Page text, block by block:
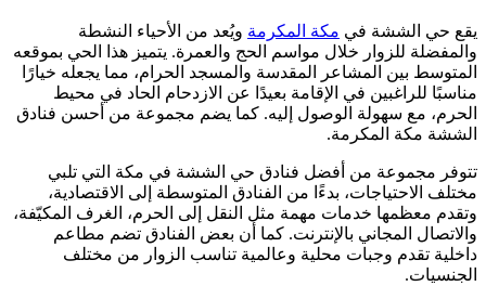
يقع حي الششة في مكة المكرمة ويُعد من الأحياء النشطة
والمفضلة للزوار خلال مواسم الحج والعمرة. يتميز هذا الحي بموقعه
المتوسط بين المشاعر المقدسة والمسجد الحرام، مما يجعله خيارًا
مناسبًا للراغبين في الإقامة بعيدًا عن الازدحام الحاد في محيط
الحرم، مع سهولة الوصول إليه. كما يضم مجموعة من أحسن فنادق
الششة مكة المكرمة.
تتوفر مجموعة من أفضل فنادق حي الششة في مكة التي تلبي
مختلف الاحتياجات، بدءًا من الفنادق المتوسطة إلى الاقتصادية،
وتقدم معظمها خدمات مهمة مثل النقل إلى الحرم، الغرف المكيّفة،
والاتصال المجاني بالإنترنت. كما أن بعض الفنادق تضم مطاعم
داخلية تقدم وجبات محلية وعالمية تناسب الزوار من مختلف
الجنسيات.